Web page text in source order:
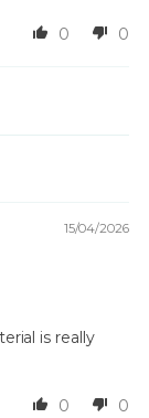
0 0
15/04/2026
is really
0
0